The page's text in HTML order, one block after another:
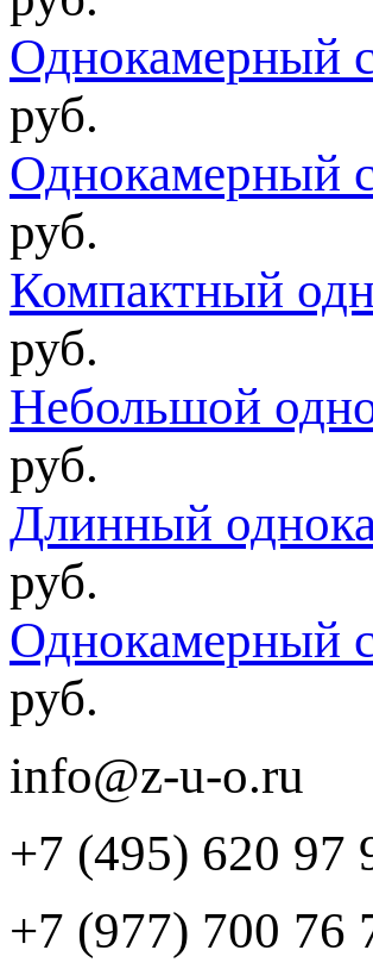
Однокамерный
руб.
Однокамерный
руб.
Компактный
руб.
Небольшой
руб.
Длинный
руб.
Однокамерный
руб.
info@z-u-o.ru
+7 (495) 620 97
+7 (977) 700 76